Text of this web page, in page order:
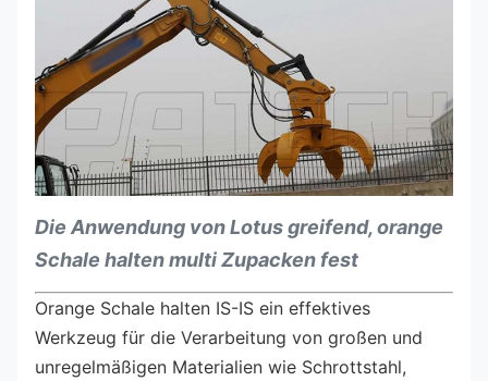
Die Anwendung von Lotus greifend, orange
Schale halten multi Zupacken fest
Orange Schale halten IS-IS ein effektives
Werkzeug für die Verarbeitung von großen und
unregelmäßigen Materialien wie Schrottstahl,